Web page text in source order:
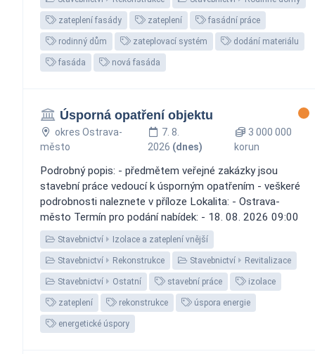
zateplení fasády zateplení fasádní práce
rodinný dům zateplovací systém dodání materiálu
fasáda nová fasáda
Úsporná opatření objektu
okres Ostrava-
město
7. 8.
2026 (dnes)
3 000 000
korun
Podrobný popis: - předmětem veřejné zakázky jsou
stavební práce vedoucí k úsporným opatřením - veškeré
podrobnosti naleznete v příloze Lokalita: - Ostrava-
město Termín pro podání nabídek: - 18. 08. 2026 09:00
Stavebnictví Izolace a zateplení vnější
Stavebnictví Rekonstrukce Stavebnictví Revitalizace
Stavebnictví Ostatní stavební práce izolace
zateplení rekonstrukce úspora energie
energetické úspory